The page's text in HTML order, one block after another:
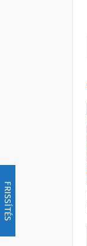
FRISSÍTÉS